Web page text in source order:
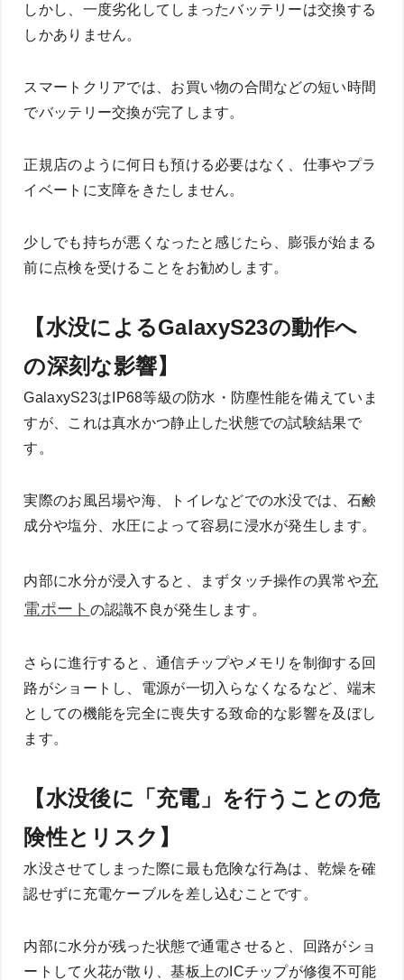
しかし、一度劣化してしまったバッテリーは交換する
しかありません。
スマートクリアでは、お買い物の合間などの短い時間
でバッテリー交換が完了します。
正規店のように何日も預ける必要はなく、仕事やプラ
イベートに支障をきたしません。
少しでも持ちが悪くなったと感じたら、膨張が始まる
前に点検を受けることをお勧めします。
【水没によるGalaxyS23の動作へ
の深刻な影響】
GalaxyS23はIP68等級の防水・防塵性能を備えていま
すが、これは真水かつ静止した状態での試験結果で
す。
実際のお風呂場や海、トイレなどでの水没では、石鹸
成分や塩分、水圧によって容易に浸水が発生します。
内部に水分が浸入すると、まずタッチ操作の異常や充
電ポート の認識不良が発生します。
さらに進行すると、通信チップやメモリを制御する回
路がショートし、電源が一切入らなくなるなど、端末
としての機能を完全に喪失する致命的な影響を及ぼし
ます。
【水没後に「充電」を行うことの危
険性とリスク】
水没させてしまった際に最も危険な行為は、乾燥を確
認せずに充電ケーブルを差し込むことです。
内部に水分が残った状態で通電させると、回路がショ
ートして火花が散り、基板上のICチップが修復不可能